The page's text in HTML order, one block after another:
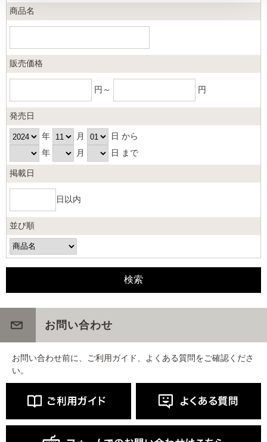
商品名
販売価格
円～ 円
発売日
年 月
日 から
年
月 日 まで
掲載日
日以内
並び順
お問い合わせ
お問い合わせ前に、ご利用ガイド、よくある質問をご確認くださ
い。